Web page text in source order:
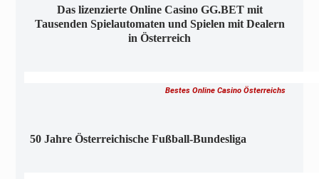
Das lizenzierte Online Casino GG.BET mit
Tausenden Spielautomaten und Spielen mit Dealern
in Österreich
Bestes Online Casino Österreichs
50 Jahre Österreichische Fußball-Bundesliga